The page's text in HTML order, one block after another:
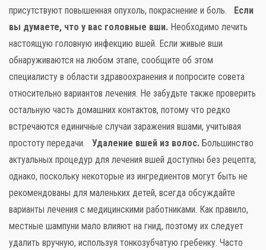
присутствуют повышенная опухоль, покраснение и боль. Если
вы думаете, что у вас головные вши. Необходимо лечить
настоящую головную инфекцию вшей. Если живые вши
обнаруживаются на любом этапе, сообщите об этом
специалисту в области здравоохранения и попросите совета
относительно вариантов лечения. Не забудьте также проверить
остальную часть домашних контактов, потому что редко
встречаются единичные случаи заражения вшами, учитывая
простоту передачи. Удаление вшей из волос. Большинство
актуальных процедур для лечения вшей доступны без рецепта;
однако, поскольку некоторые из ингредиентов могут быть не
рекомендованы для маленьких детей, всегда обсуждайте
варианты лечения с медицинскими работниками. Как правило,
местные шампуни мало влияют на гнид, поэтому их следует
удалить вручную, используя тонкозубчатую гребенку. Часто